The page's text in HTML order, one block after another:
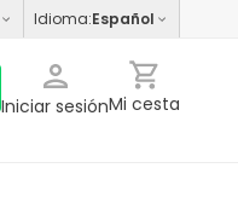
Idioma:Español
Iniciar sesiónMi cesta